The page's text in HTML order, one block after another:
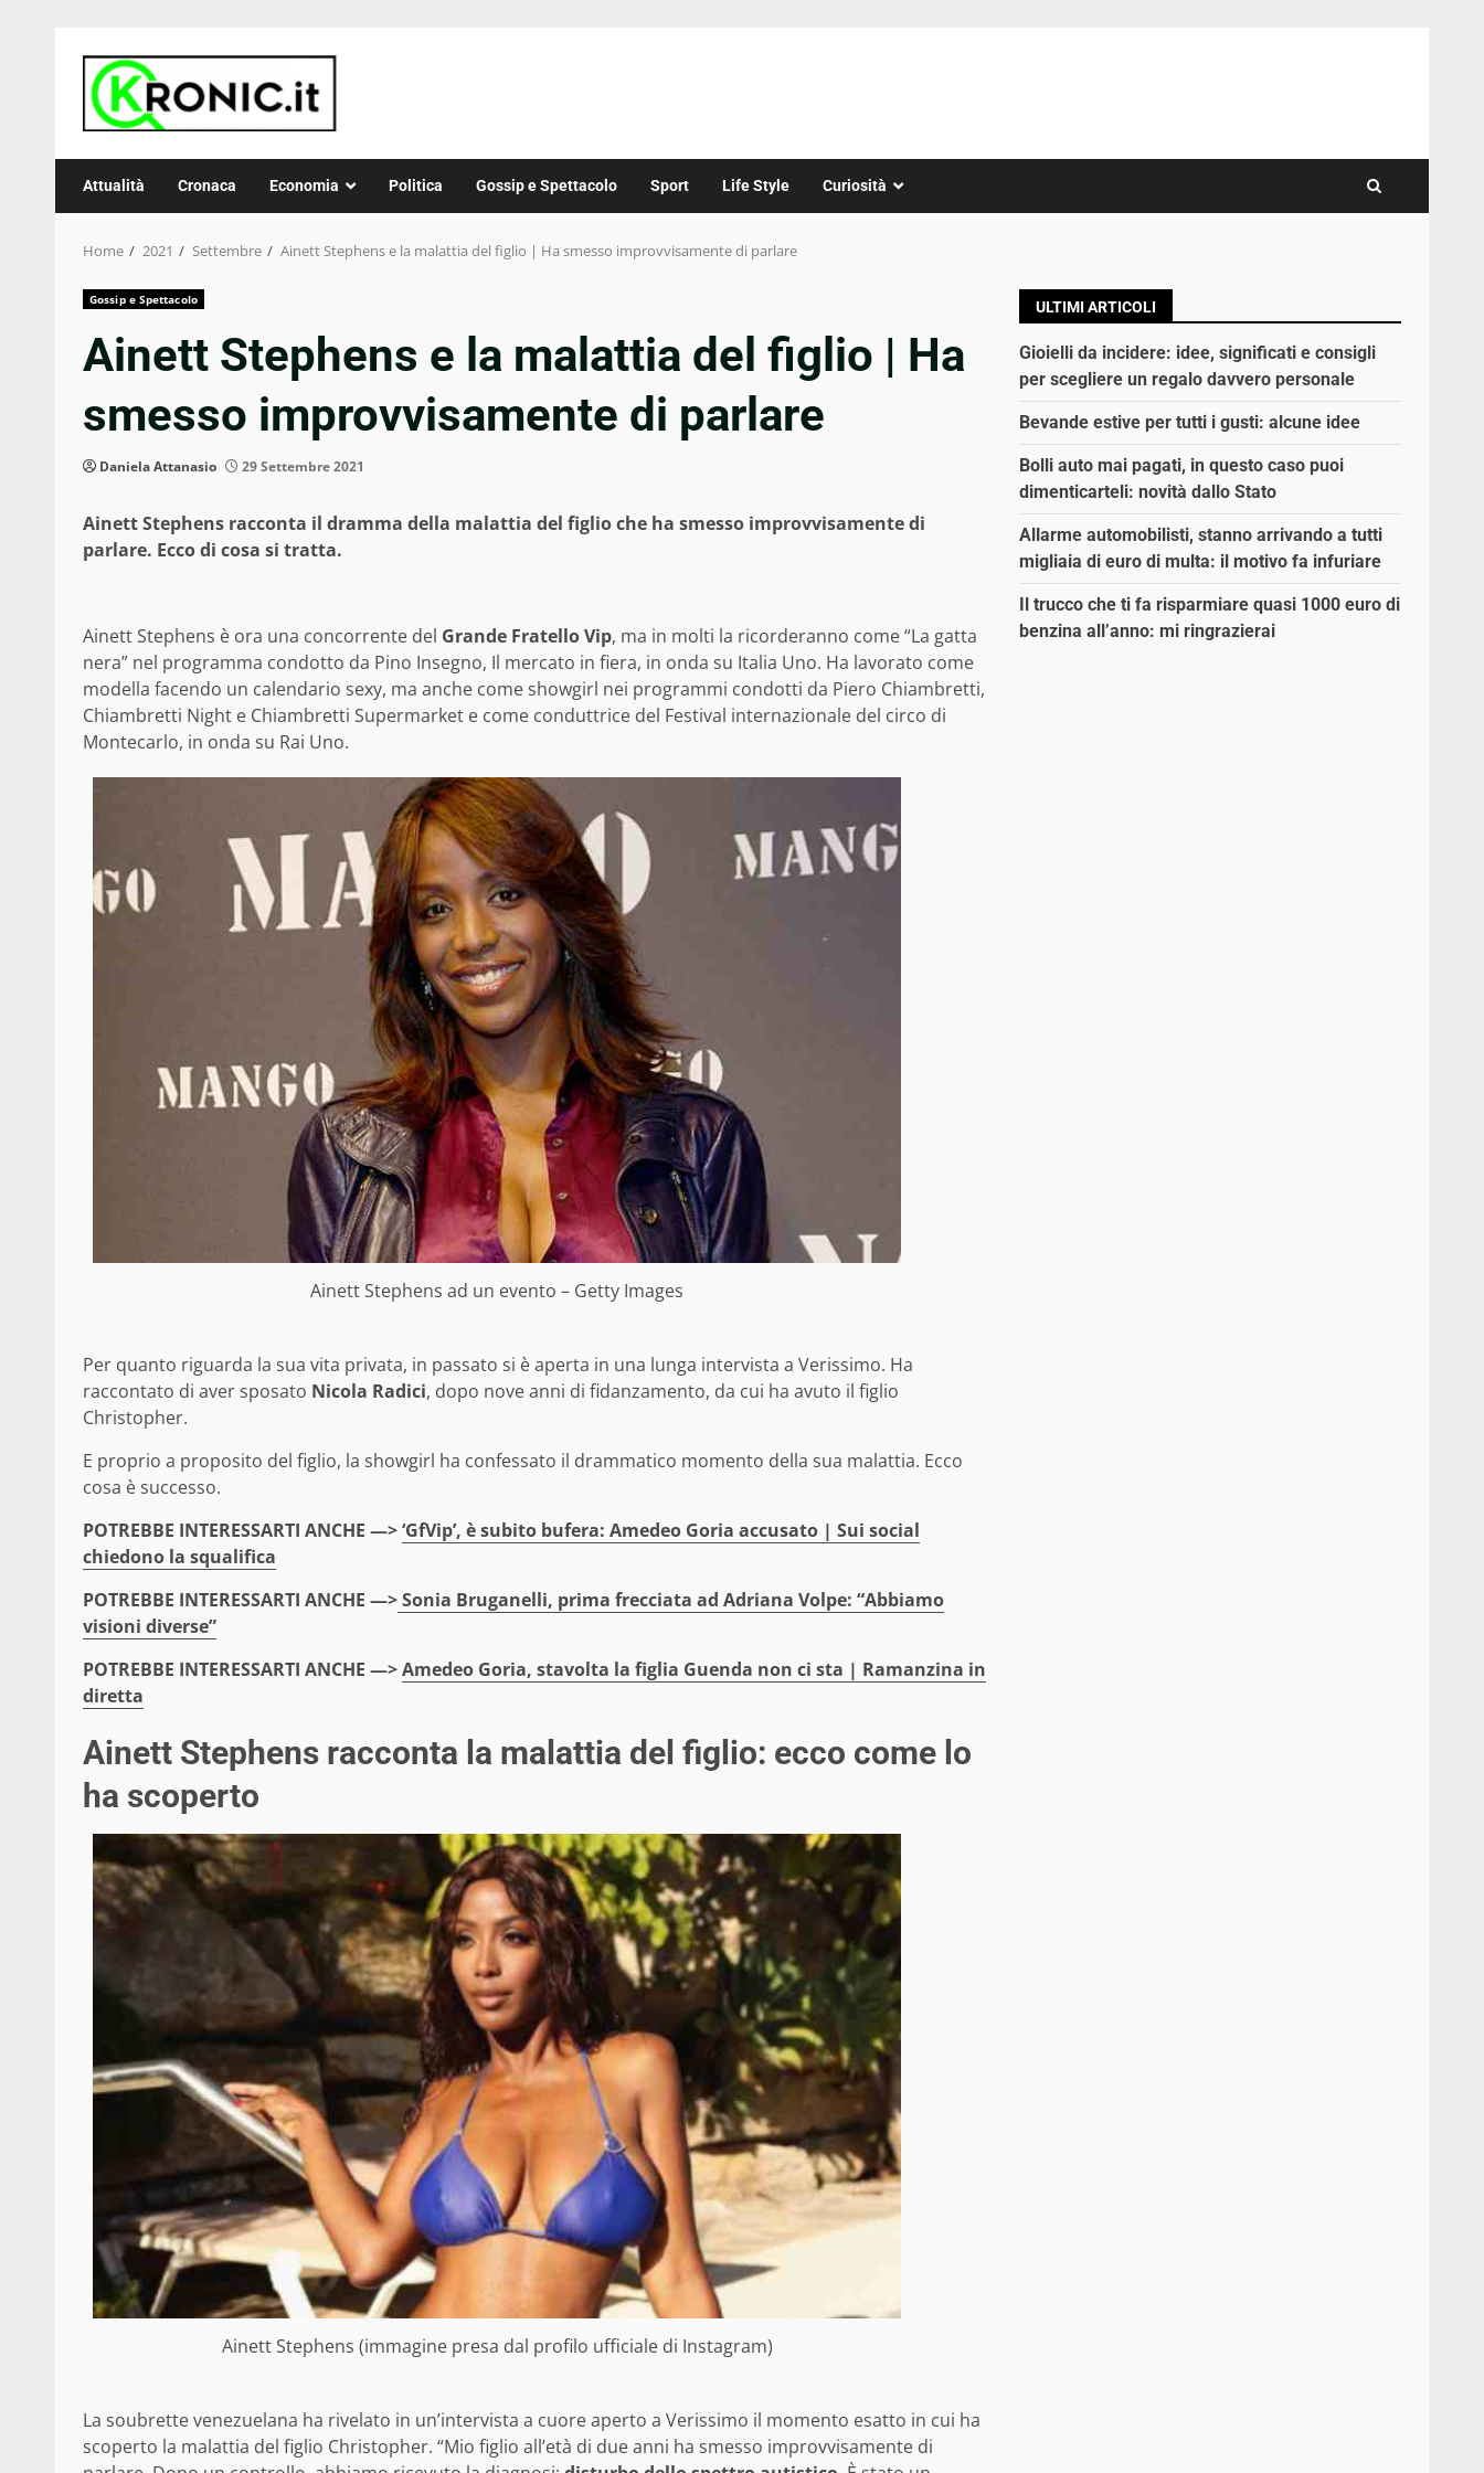
content
Attualità Cronaca Economia Politica Gossip e Spettacolo Sport Life Style Curiosità
Home 2021 Settembre Ainett Stephens e la malattia del figlio | Ha smesso improvvisamente di parlare
Gossip e Spettacolo
Ainett Stephens e la malattia del figlio | Ha
smesso improvvisamente di parlare
Daniela Attanasio 29 Settembre 2021
Ainett Stephens racconta il dramma della malattia del figlio che ha smesso improvvisamente di
parlare. Ecco di cosa si tratta.
Ainett Stephens è ora una concorrente del Grande Fratello Vip, ma in molti la ricorderanno come “La gatta
nera” nel programma condotto da Pino Insegno, Il mercato in fiera, in onda su Italia Uno. Ha lavorato come
modella facendo un calendario sexy, ma anche come showgirl nei programmi condotti da Piero Chiambretti,
Chiambretti Night e Chiambretti Supermarket e come conduttrice del Festival internazionale del circo di
Montecarlo, in onda su Rai Uno.
Ainett Stephens ad un evento – Getty Images
Per quanto riguarda la sua vita privata, in passato si è aperta in una lunga intervista a Verissimo. Ha
raccontato di aver sposato Nicola Radici, dopo nove anni di fidanzamento, da cui ha avuto il figlio
Christopher.
E proprio a proposito del figlio, la showgirl ha confessato il drammatico momento della sua malattia. Ecco
cosa è successo.
POTREBBE INTERESSARTI ANCHE —>‘GfVip’, è subito bufera: Amedeo Goria accusato | Sui social
chiedono la squalifica
POTREBBE INTERESSARTI ANCHE —>Sonia Bruganelli, prima frecciata ad Adriana Volpe: “Abbiamo
visioni diverse”
POTREBBE INTERESSARTI ANCHE —>Amedeo Goria, stavolta la figlia Guenda non ci sta | Ramanzina in
diretta
Ainett Stephens racconta la malattia del figlio: ecco come lo
ha scoperto
Ainett Stephens (immagine presa dal profilo ufficiale di Instagram)
La soubrette venezuelana ha rivelato in un’intervista a cuore aperto a Verissimo il momento esatto in cui ha
scoperto la malattia del figlio Christopher. “Mio figlio all’età di due anni ha smesso improvvisamente di
ULTIMI ARTICOLI
Gioielli da incidere: idee, significati e consigli
per scegliere un regalo davvero personale
Bevande estive per tutti i gusti: alcune idee
Bolli auto mai pagati, in questo caso puoi
dimenticarteli: novità dallo Stato
Allarme automobilisti, stanno arrivando a tutti
migliaia di euro di multa: il motivo fa infuriare
Il trucco che ti fa risparmiare quasi 1000 euro di
benzina all’anno: mi ringrazierai